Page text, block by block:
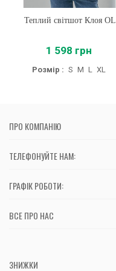
Теплий світшот Клоя OL
1 598 грн
Розмір : S M L XL
ПРО КОМПАНІЮ
ТЕЛЕФОНУЙТЕ НАМ:
ГРАФІК РОБОТИ:
ВСЕ ПРО НАС
ЗНИЖКИ